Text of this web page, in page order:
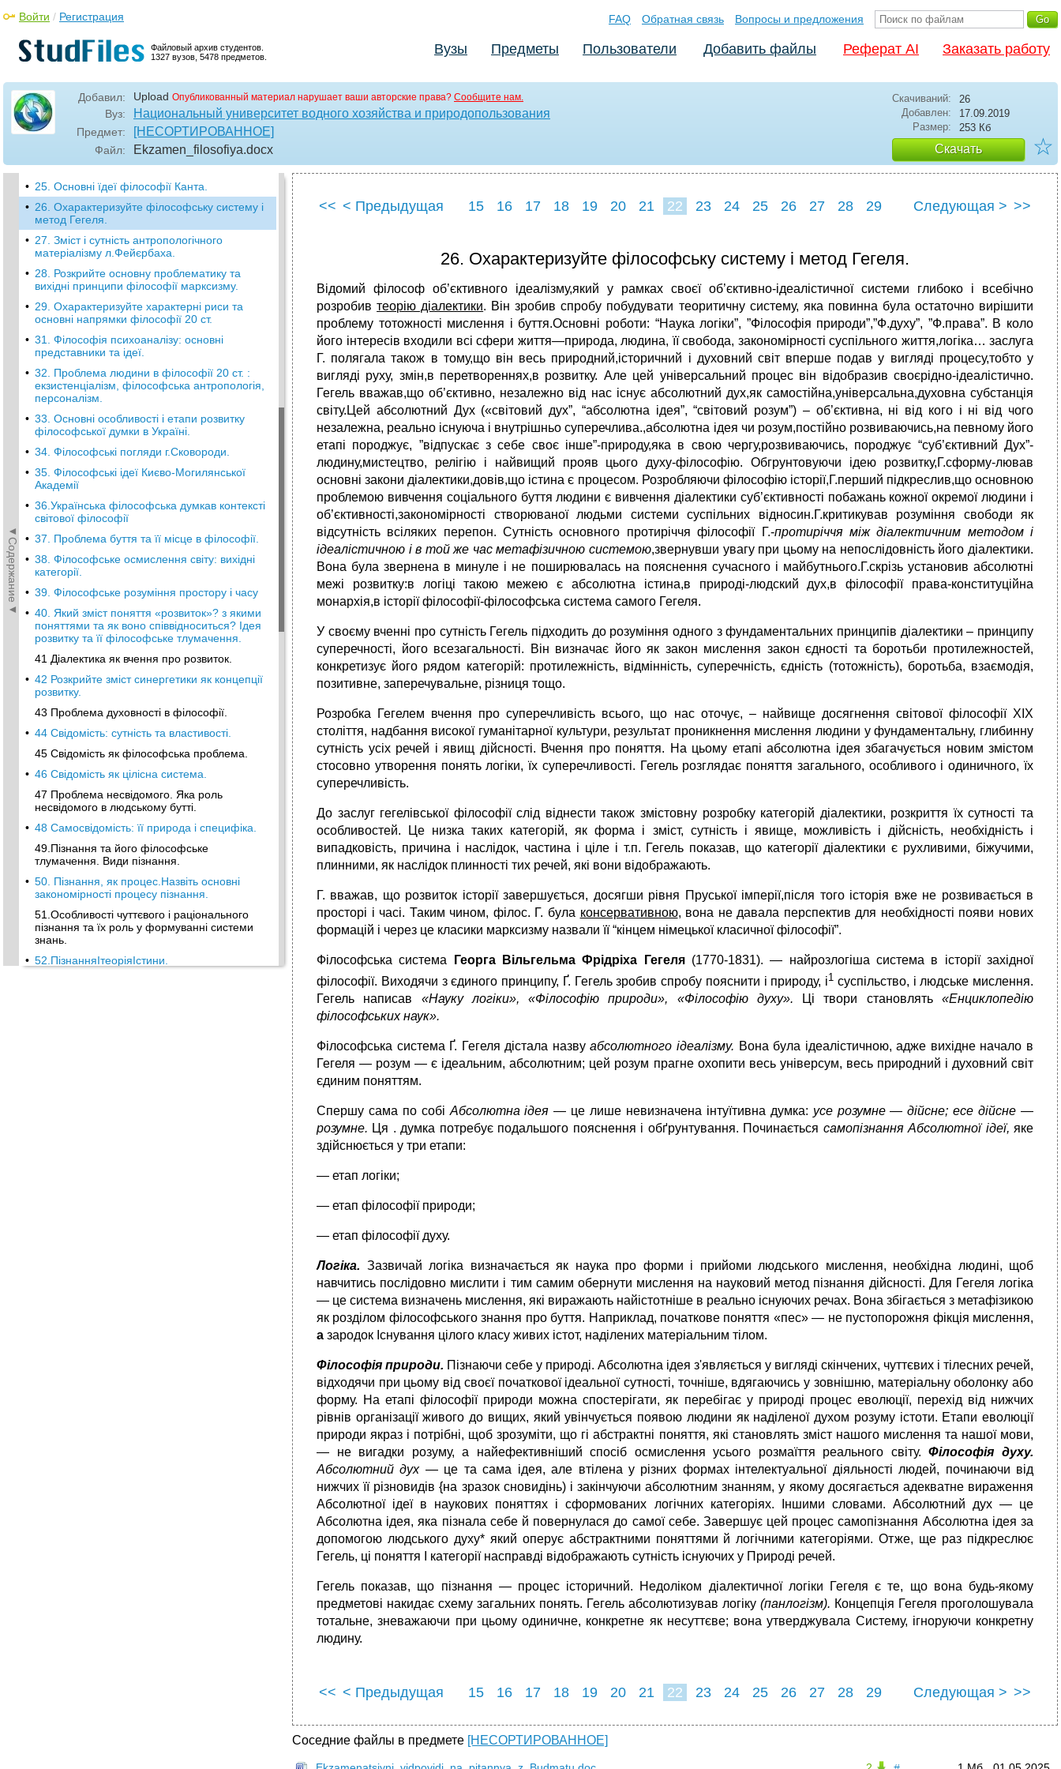
Файловый архив студентов.
1327 вузов, 5478 предметов.
Войти / Регистрация FAQ Обратная связь Вопросы и предложения
Вузы Предметы Пользователи Добавить файлы Реферат AI Заказать работу
Добавил: Upload Опубликованный материал нарушает ваши авторские права? Сообщите нам.
Вуз: Национальный университет водного хозяйства и природопользования
Предмет: [НЕСОРТИРОВАННОЕ]
Файл: Ekzamen_filosofiya.docx
Скачиваний:
26
Добавлен:
17.09.2019
Размер:
253 Кб
Скачать ☆
◄Содержание◄
філософії 17 ст.
• 22. Що означають поняття «теїзм», «деїзм»,
представляють ці позиції.
• 23. Проблема методу пізнання у
філософських поглядах ф.Бекона та
• 24. Основні риси філософії Просвітництва.
• 25. Основні їдеї філософії Канта.
• 26. Охарактеризуйте філософську систему і
метод Гегеля.
• 27. Зміст і сутність антропологічного
матеріалізму л.Фейєрбаха.
• 28. Розкрийте основну проблематику та
вихідні принципи філософії марксизму.
• 29. Охарактеризуйте характерні риси та
основні напрямки філософії 20 ст.
• 31. Філософія психоаналізу: основні
представники та ідеї.
• 32. Проблема людини в філософії 20 ст. :
екзистенціалізм, філософська антропологія,
персоналізм.
• 33. Основні особливості і етапи розвитку
філософської думки в Україні.
• 34. Філософські погляди г.Сковороди.
• 35. Філософські ідеї Києво-Могилянської
Академії
• 36.Українська філософська думкав контексті
світової філософії
• 37. Проблема буття та її місце в філософії.
• 38. Філософське осмислення світу: вихідні
категорії.
• 39. Філософське розуміння простору і часу
• 40. Який зміст поняття «розвиток»? з якими
поняттями та як воно співвідноситься? Ідея
розвитку та її філософське тлумачення.
41 Діалектика як вчення про розвиток.
• 42 Розкрийте зміст синергетики як концепції
розвитку.
43 Проблема духовності в філософії.
• 44 Свідомість: сутність та властивості.
45 Свідомість як філософська проблема.
• 46 Свідомість як цілісна система.
47 Проблема несвідомого. Яка роль
несвідомого в людському бутті.
• 48 Самосвідомість: її природа і специфіка.
49.Пізнання та його філософське
тлумачення. Види пізнання.
• 50. Пізнання, як процес.Назвіть основні
закономірності процесу пізнання.
51.Особливості чуттєвого і раціонального
пізнання та їх роль у формуванні системи
знань.
• 52.ПізнанняІтеоріяІстини.
<< < Предыдущая 15 16 17 18 19 20 21 22 23 24 25 26 27 28
29
Следующая > >>
26. Охарактеризуйте філософську систему і метод Гегеля.
Відомий філософ об’єктивного ідеалізму,який у рамках своєї об’єктивно-ідеалістичної системи глибоко і всебічно
розробивтеорію діалектики. Він зробив спробу побудувати теоритичну систему, яка повинна була остаточно вирішити
проблему тотожності мислення і буття.Основні роботи: “Наука логіки”, ”Філософія природи”,”Ф.духу”, ”Ф.права”. В коло
його інтересів входили всі сфери життя—природа, людина, її свобода, закономірності суспільного життя,логіка… заслуга
Г. полягала також в тому,що він весь природний,історичний і духовний світ вперше подав у вигляді процесу,тобто у
вигляді руху, змін,в перетвореннях,в розвитку. Але цей універсальний процес він відобразив своєрідно-ідеалістично.
Гегель вважав,що об’єктивно, незалежно від нас існує абсолютний дух,як самостійна,універсальна,духовна субстанція
світу.Цей абсолютний Дух («світовий дух”, “абсолютна ідея”, “світовий розум”) – об’єктивна, ні від кого і ні від чого
незалежна, реально існуюча і внутрішньо суперечлива.,абсолютна ідея чи розум,постійно розвиваючись,на певному його
етапі породжує, ”відпускає з себе своє інше”-природу,яка в свою чергу,розвиваючись, породжує “суб’єктивний Дух”-
людину,мистецтво, релігію і найвищий прояв цього духу-філософію. Обгрунтовуючи ідею розвитку,Г.сформу-лював
основні закони діалектики,довів,що істина є процесом. Розробляючи філософію історії,Г.перший підкреслив,що основною
проблемою вивчення соціального буття людини є вивчення діалектики суб’єктивності побажань кожної окремої людини і
об’єктивності,закономірності створюваної людьми системи суспільних відносин.Г.критикував розуміння свободи як
відсутність всіляких перепон. Сутність основного протиріччя філософії Г.-протиріччя між діалектичним методом і
ідеалістичною і в той же час метафізичною системою,звернувши увагу при цьому на непослідовність його діалектики.
Вона була звернена в минуле і не поширювалась на пояснення сучасного і майбутнього.Г.скрізь установив абсолютні
межі розвитку:в логіці такою межею є абсолютна істина,в природі-людский дух,в філософії права-конституційна
монархія,в історії філософії-філософська система самого Гегеля.
У своєму вченні про сутність Гегель підходить до розуміння одного з фундаментальних принципів діалектики – принципу
суперечності, його всезагальності. Він визначає його як закон мислення закон єдності та боротьби протилежностей,
конкретизує його рядом категорій: протилежність, відмінність, суперечність, єдність (тотожність), боротьба, взаємодія,
позитивне, заперечувальне, різниця тощо.
Розробка Гегелем вчення про суперечливість всього, що нас оточує, – найвище досягнення світової філософії ХІХ
століття, надбання високої гуманітарної культури, результат проникнення мислення людини у фундаментальну, глибинну
сутність усіх речей і явищ дійсності. Вчення про поняття. На цьому етапі абсолютна ідея збагачується новим змістом
стосовно утворення понять логіки, їх суперечливості. Гегель розглядає поняття загального, особливого і одиничного, їх
суперечливість.
До заслуг гегелівської філософії слід віднести також змістовну розробку категорій діалектики, розкриття їх сутності та
особливостей. Це низка таких категорій, як форма і зміст, сутність і явище, можливість і дійсність, необхідність і
випадковість, причина і наслідок, частина і ціле і т.п. Гегель показав, що категорії діалектики є рухливими, біжучими,
плинними, як наслідок плинності тих речей, які вони відображають.
Г. вважав, що розвиток історії завершується, досягши рівня Пруської імперії,після того історія вже не розвивається в
просторі і часі. Таким чином, філос. Г. була консервативною, вона не давала перспектив для необхідності появи нових
формацій і через це класики марксизму назвали її “кінцем німецької класичної філософії”.
Філософська система Георга Вільгельма Фрідріха Гегеля (1770-1831). — найрозлогіша система в історії західної
філософії. Виходячи з єдиного принципу, Ґ. Гегель зробив спробу пояснити і природу, і1 суспільство, і людське мислення.
Гегель написав «Науку логіки», «Філософію природи», «Філософію духу». Ці твори становлять«Ен­циклопедію
філософських наук».
Філософська система Ґ. Гегеля дістала назвуабсолютного ідеаліз­му. Вона була ідеалістичною, адже вихідне начало в
Гегеля — розум — є ідеальним, абсолютним; цей розум прагне охопити весь універсум, весь природний і духовний світ
єдиним поняттям.
Спершу сама по собі Абсолютна ідея— це лише невизначена інтуїтивна думка: усе розумне — дійсне; есе дійсне —
розумне. Ця . думка потребує подальшого пояснення і обґрунтування. Починається самопізнання Абсолютної ідеї, яке
здійснюється у три етапи:
— етап логіки;
— етап філософії природи;
— етап філософії духу.
Логіка. Зазвичай логіка визначається як наука про форми і прийо­ми людського мислення, необхідна людині, щоб
навчитись послідовно мислити і тим самим обернути мислення на науковий метод пізнання дійсності. Для Гегеля логіка
— це система визначень мислення, які виражають найістотніше в реально існуючих речах. Вона збігається з метафізикою
як розділом філософського знання про буття. Напри­клад, початкове поняття «пес» — не пустопорожня фікція мислення,
а зародок Існування цілого класу живих істот, наділених матеріальним тілом.
Філософія природи. Пізнаючи себе у природі. Абсолютна ідея з'являється у вигляді скінчених, чуттєвих і тілесних речей,
відходячи при цьому від своєї початкової ідеальної сутності, точніше, вдягаючись у зовнішню, матеріальну оболонку або
форму. На етапі філософії при­роди можна спостерігати, як перебігає у природі процес еволюції, пе­рехід від нижчих
рівнів організації живого до вищих, який увінчується появою людини як наділеної духом розуму істоти. Етапи еволюції
при­роди якраз і потрібні, щоб зрозуміти, що гі абстрактні поняття, які ста­новлять зміст нашого мислення та нашої мови,
— не вигадки розуму, а найефективніший спосіб осмислення усього розмаїття реального світу.Філософія духу.
Абсолютний дух — це та сама ідея, але втілена у різних формах інтелектуальної діяльності людей, починаючи від
нижчих її різновидів {на зразок сновидінь) і закінчуючи абсолютним знанням, у якому досягається адекватне ви­раження
Абсолютної ідеї в наукових поняттях і сформованих логічних категоріях. Іншими словами. Абсолютний дух — це
Абсолютна ідея, яка пізнала себе й повернулася до самої себе. Завершує цей процес самопізнання Абсолютна ідея за
допомогою людського духу* який оперує абстрактними поняттями й логічними категоріями. Отже, ще раз підкреслює
Гегель, ці поняття І категорії насправді відображають сутність існуючих у Природі речей.
Гегель показав, що пізнання — процес історичний. Недолі­ком діалектичної логіки Гегеля є те, що вона будь-якому
предметові накидає схему загальних понять. Гегель абсолютизував логіку (пан­логізм). Концепція Гегеля проголошувала
тотальне, зневажаючи при цьому одиничне, конкретне як несуттєве; вона утверджувала Систему, ігноруючи конкретну
людину.
<< < Предыдущая 15 16 17 18 19 20 21 22 23 24 25 26 27 28
29
Следующая > >>
Соседние файлы в предмете [НЕСОРТИРОВАННОЕ]